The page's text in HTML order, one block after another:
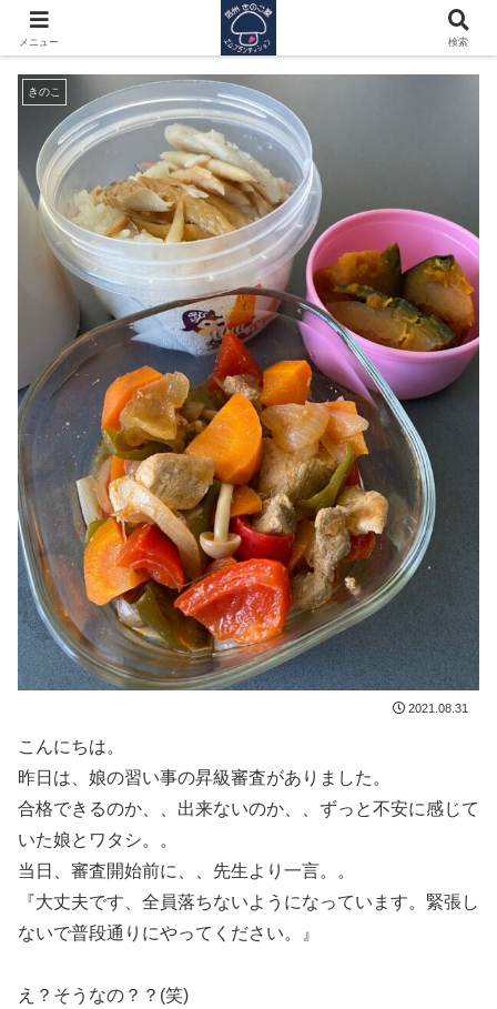
継続のコツは、、完璧を目指さない。
きのこ
2021.08.31
こんにちは。
昨日は、娘の習い事の昇級審査がありました。
合格できるのか、、出来ないのか、、ずっと不安に感じて
いた娘とワタシ。。
当日、審査開始前に、、先生より一言。。
『大丈夫です、全員落ちないようになっています。緊張し
ないで普段通りにやってください。』
え？そうなの？？(笑)
メニュー 検索